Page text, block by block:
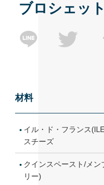
ブロシェット
材料
イル・ド・フランス
スチーズ
クインスペースト/メ
リー)